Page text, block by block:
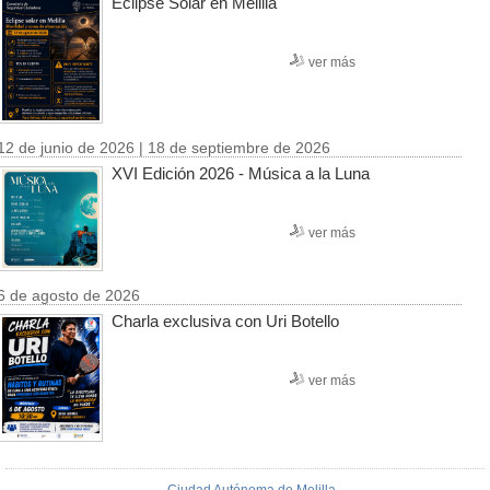
ver más
de junio de 2026 | 18 de septiembre de 2026
XVI Edición 2026 - Música a la Luna
ver más
de agosto de 2026
Charla exclusiva con Uri Botello
ver más